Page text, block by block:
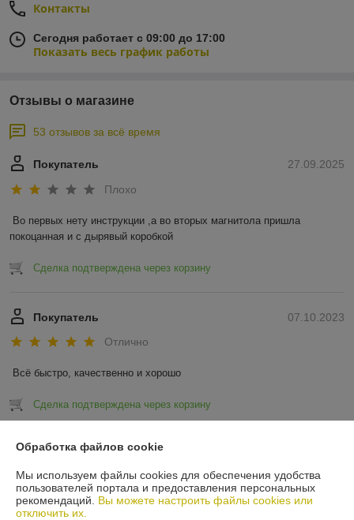
Контакты
Сегодня работает с 09:00 до 17:00
Показать весь график работы
Отзывы о магазине
53 отзывов за всё время
27.09.2025
Покупатель
Плохо
Во первых нету инструкции ,а во вторых магнитола пришла
покоцанная и с дырявый коробкой
Сделка подтверждена через корзину
07.10.2023
Покупатель
Отлично
Всё быстро, качественно и хорошо
Сделка подтверждена через корзину
Показать все отзывы
О нас
Обработка файлов cookie
Мы используем файлы cookies для обеспечения удобства
пользователей портала и предоставления персональных
рекомендаций. Вы можете настроить файлы cookies или
отключить их.